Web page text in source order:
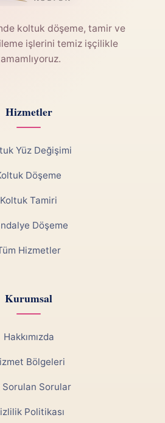
koltuk döşeme, tamir ve
işlerini temiz işçilikle
Hizmetler
Yüz Değişimi
Döşeme
Koltuk Tamiri
Döşeme
Hizmetler
Kurumsal
Hakkımızda
Bölgeleri
Sorulan Sorular
Politikası